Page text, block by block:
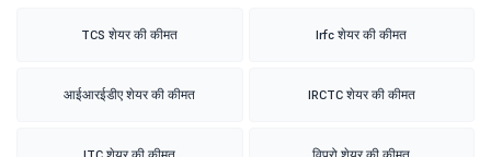
TCS शेयर की कीमत Irfc शेयर की कीमत
आईआरईडीए शेयर की कीमत IRCTC शेयर की कीमत